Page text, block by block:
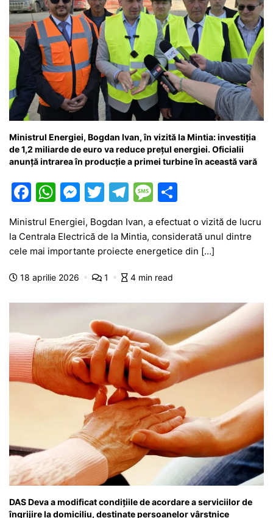
Ministrul Energiei, Bogdan Ivan, în vizită la Mintia: investiția
de 1,2 miliarde de euro va reduce prețul energiei. Oficialii
anunță intrarea în producție a primei turbine în această vară
F
c
e
b
o
o
W
at
s
A
p
M
s
s
e
g
er
T
itt
er
T
e
gr
a
M
s
s
a
g
e
ta
je
ă
Ministrul Energiei, Bogdan Ivan, a efectuat o vizită de lucru
la Centrala Electrică de la Mintia, considerată unul dintre
cele mai importante proiecte energetice din […]
18 aprilie 2026 1 4 min read
DAS Deva a modificat condiţiile de acordare a serviciilor de
îngrijire la domiciliu, destinate persoanelor vârstnice